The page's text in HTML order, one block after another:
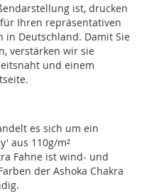
ist, drucken
Ihren repräsentativen
Deutschland. Damit Sie
verstärken wir sie
und einem
es sich um ein
aus 110g/m²
Fahne ist wind- und
der Ashoka Chakra